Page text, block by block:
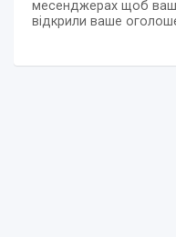
месенджерах щоб ваші
відкрили ваше